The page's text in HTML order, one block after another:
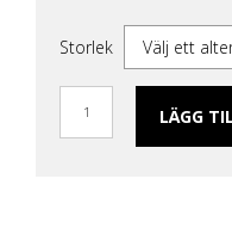
Storlek
LÄGG